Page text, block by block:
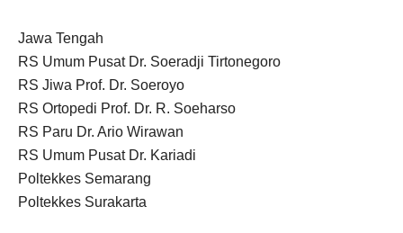
Jawa Tengah
RS Umum Pusat Dr. Soeradji Tirtonegoro
RS Jiwa Prof. Dr. Soeroyo
RS Ortopedi Prof. Dr. R. Soeharso
RS Paru Dr. Ario Wirawan
RS Umum Pusat Dr. Kariadi
Poltekkes Semarang
Poltekkes Surakarta